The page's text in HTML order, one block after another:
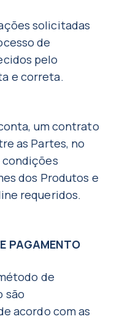
solicitadas
de
pelo
e correta.
um contrato
as Partes, no
condições
dos Produtos e
requeridos.
PAGAMENTO
de
são
acordo com as